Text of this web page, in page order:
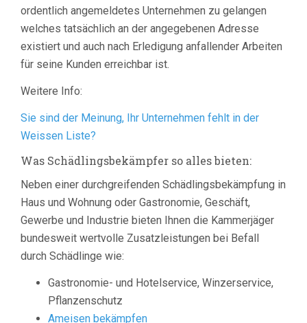
ordentlich angemeldetes Unternehmen zu gelangen
welches tatsächlich an der angegebenen Adresse
existiert und auch nach Erledigung anfallender Arbeiten
für seine Kunden erreichbar ist.
Weitere Info:
Sie sind der Meinung, Ihr Unternehmen fehlt in der
Weissen Liste?
Was Schädlingsbekämpfer so alles bieten:
Neben einer durchgreifenden Schädlingsbekämpfung in
Haus und Wohnung oder Gastronomie, Geschäft,
Gewerbe und Industrie bieten Ihnen die Kammerjäger
bundesweit wertvolle Zusatzleistungen bei Befall
durch Schädlinge wie:
Gastronomie- und Hotelservice, Winzerservice,
Pflanzenschutz
Ameisen bekämpfen